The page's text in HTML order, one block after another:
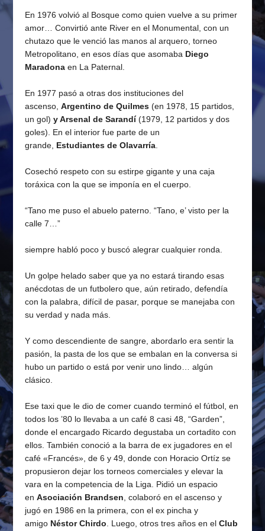
En 1976 volvió al Bosque como quien vuelve a su primer
amor… Convirtió ante River en el Monumental, con un
chutazo que le venció las manos al arquero, torneo
Metropolitano, en esos días que asomaba Diego
Maradonaen La Paternal.
En 1977 pasó a otras dos instituciones del
ascenso,Argentino de Quilmes (en 1978, 15 partidos,
un gol)y Arsenal de Sarandí(1979, 12 partidos y dos
goles). En el interior fue parte de un
grande, Estudiantes de Olavarría
Cosechó respeto con su estirpe gigante y una caja
toráxica con la que se imponía en el cuerpo.
“Tano me puso el abuelo paterno. “Tano, e’ visto per la
calle 7…”
siempre habló poco y buscó alegrar cualquier ronda.
Un golpe helado saber que ya no estará tirando esas
anécdotas de un futbolero que, aún retirado, defendía
con la palabra, difícil de pasar, porque se manejaba con
su verdad y nada más.
Y como descendiente de sangre, abordarlo era sentir la
pasión, la pasta de los que se embalan en la conversa si
hubo un partido o está por venir uno lindo… algún
clásico.
Ese taxi que le dio de comer cuando terminó el fútbol, en
todos los ’80 lo llevaba a un café 8 casi 48, “Garden”,
donde el encargado Ricardo degustaba un cortadito con
ellos. También conoció a la barra de ex jugadores en el
café «Francés», de 6 y 49, donde con Horacio Ortíz se
propusieron dejar los torneos comerciales y elevar la
vara en la competencia de la Liga. Pidió un espacio
en Asociación Brandsen , colaboró en el ascenso y
jugó en 1986 en la primera, con el ex pincha y
amigo Néstor Chirdo . Luego, otros tres años en elClub